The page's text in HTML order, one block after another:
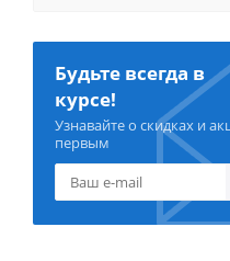
Будьте всегда в
курсе!
Узнавайте о скидках и
первым